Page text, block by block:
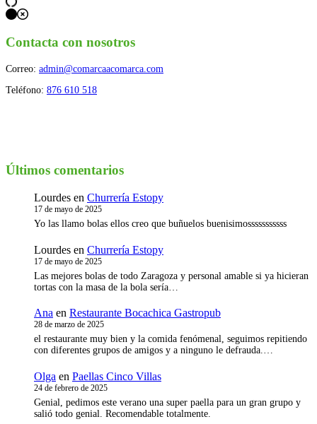
Contacta con nosotros
Correo: admin@comarcaacomarca.com
Teléfono: 876 610 518
Últimos comentarios
Lourdes en Churrería Estopy
17 de mayo de 2025
Yo las llamo bolas ellos creo que buñuelos buenisimosssssssssss
Lourdes en Churrería Estopy
17 de mayo de 2025
Las mejores bolas de todo Zaragoza y personal amable si ya hicieran
tortas con la masa de la bola sería…
Ana en Restaurante Bocachica Gastropub
28 de marzo de 2025
el restaurante muy bien y la comida fenómenal, seguimos repitiendo
con diferentes grupos de amigos y a ninguno le defrauda.…
Olga en Paellas Cinco Villas
24 de febrero de 2025
Genial, pedimos este verano una super paella para un gran grupo y
salió todo genial. Recomendable totalmente.